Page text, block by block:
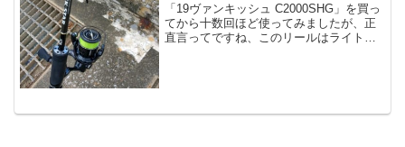
「19ヴァンキッシュ C2000SHG」を買っ
てから十数回ほど使ってみましたが、正
直言ってですね、このリールはライトゲ